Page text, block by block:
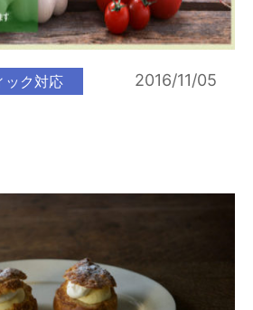
ック対応 2016/11/05